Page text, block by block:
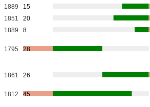
1889
15
1851
20
1889 8
1795 28
1861 26
1812 45